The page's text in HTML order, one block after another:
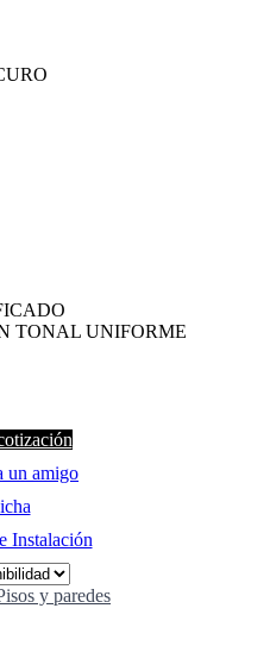
TONAL UNIFORME
un amigo
Instalación
y paredes